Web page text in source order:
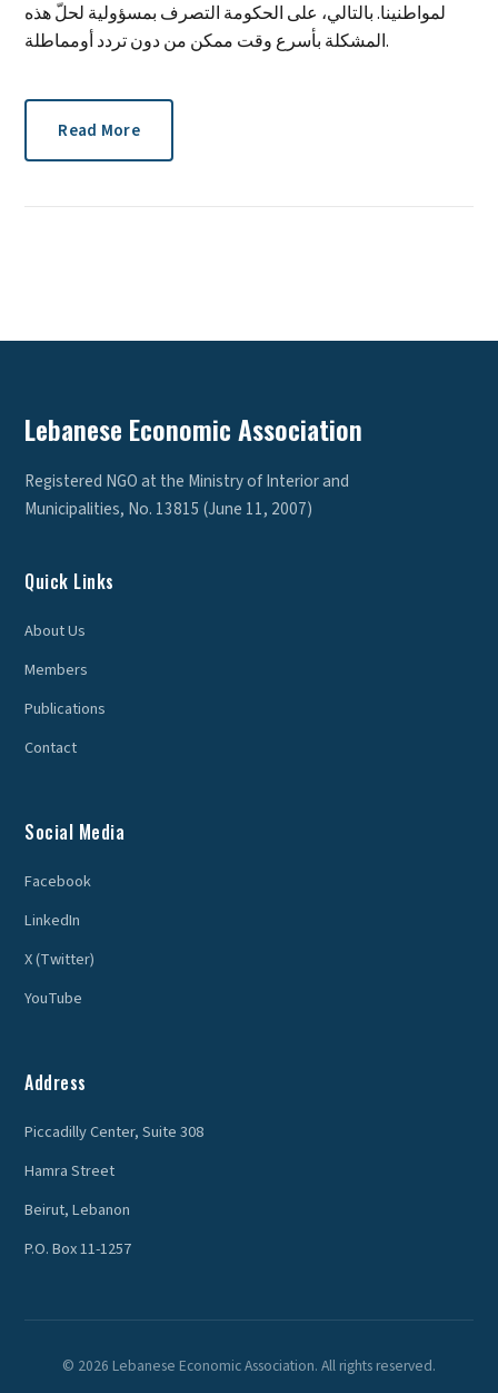
لمواطنينا. بالتالي، على الحكومة التصرف بمسؤولية لحلّ هذه
المشكلة بأسرع وقت ممكن من دون تردد أومماطلة.
Read More
Lebanese Economic Association
Registered NGO at the Ministry of Interior and
Municipalities, No. 13815 (June 11, 2007)
Quick Links
About Us
Members
Publications
Contact
Social Media
Facebook
LinkedIn
X (Twitter)
YouTube
Address
Piccadilly Center, Suite 308
Hamra Street
Beirut, Lebanon
P.O. Box 11-1257
© 2026 Lebanese Economic Association. All rights reserved.